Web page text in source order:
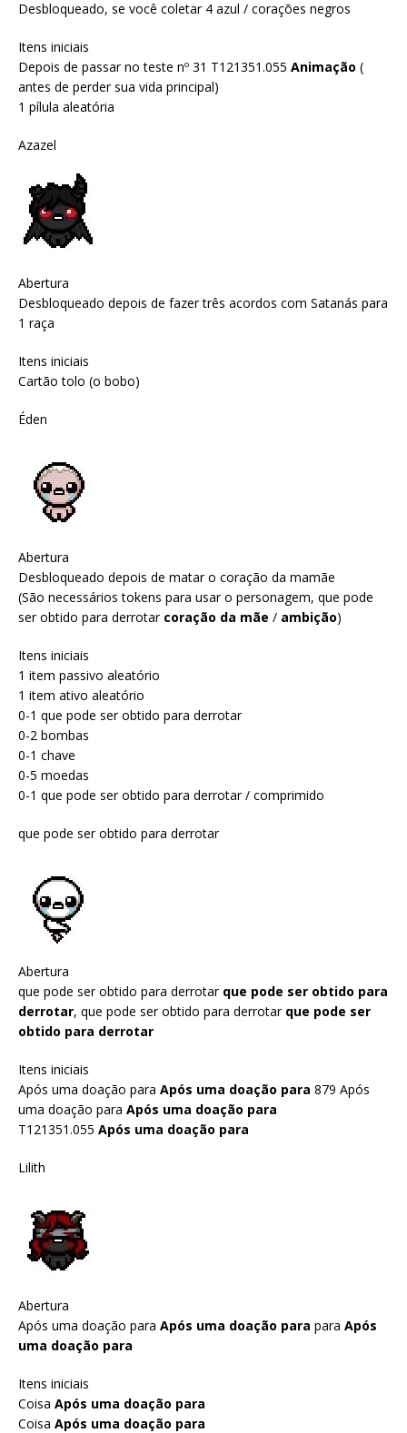
Desbloqueado, se você coletar 4 azul / corações negros
Itens iniciais
Depois de passar no teste nº 31 T121351.055 Animação (
antes de perder sua vida principal)
1 pílula aleatória
Azazel
Abertura
Desbloqueado depois de fazer três acordos com Satanás para
1 raça
Itens iniciais
Cartão tolo (o bobo)
Éden
Abertura
Desbloqueado depois de matar o coração da mamãe
(São necessários tokens para usar o personagem, que pode
ser obtido para derrotar coração da mãe / ambição)
Itens iniciais
1 item passivo aleatório
1 item ativo aleatório
0-1 que pode ser obtido para derrotar
0-2 bombas
0-1 chave
0-5 moedas
0-1 que pode ser obtido para derrotar / comprimido
que pode ser obtido para derrotar
Abertura
que pode ser obtido para derrotar que pode ser obtido para
derrotar, que pode ser obtido para derrotar que pode ser
obtido para derrotar
Itens iniciais
Após uma doação para Após uma doação para 879 Após
uma doação para Após uma doação para
T121351.055 Após uma doação para
Lilith
Abertura
Após uma doação para Após uma doação para para Após
uma doação para
Itens iniciais
Coisa Após uma doação para
Coisa Após uma doação para